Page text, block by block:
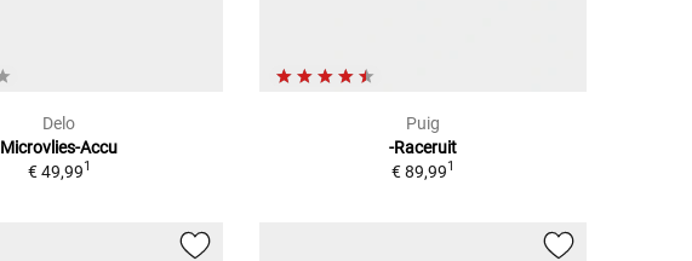
Delo
Microvlies-Accu
€ 49,991
Puig
-Raceruit
€ 89,991